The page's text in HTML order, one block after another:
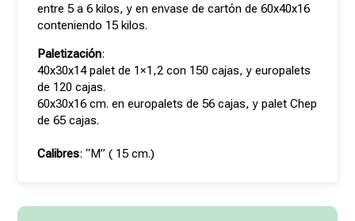
entre 5 a 6 kilos, y en envase de cartón de 60x40x16
conteniendo 15 kilos.
Paletización:
40x30x14 palet de 1×1,2 con 150 cajas, y europalets
de 120 cajas.
60x30x16 cm. en europalets de 56 cajas, y palet Chep
de 65 cajas.
Calibres: “M” ( 15 cm.)